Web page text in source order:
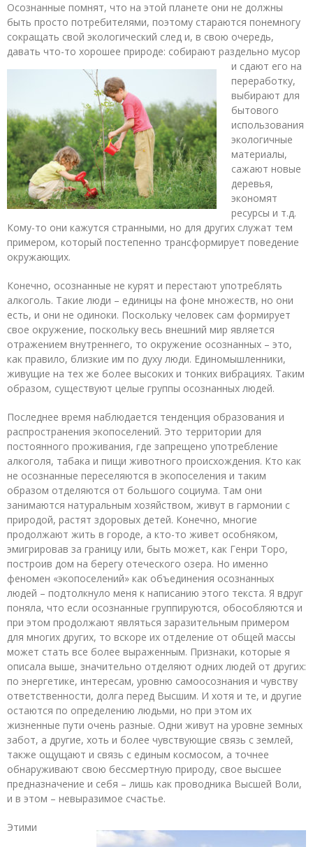
Осознанные помнят, что на этой планете они не должны
быть просто потребителями, поэтому стараются понемногу
сокращать свой экологический след и, в свою очередь,
давать что-то хорошее природе: собирают раздельно мусор
и сдают его на
переработку,
выбирают для
бытового
использования
экологичные
материалы,
сажают новые
деревья,
экономят
ресурсы и т.д.
Кому-то они кажутся странными, но для других служат тем
примером, который постепенно трансформирует поведение
окружающих.
Конечно, осознанные не курят и перестают употреблять
алкоголь. Такие люди – единицы на фоне множеств, но они
есть, и они не одиноки. Поскольку человек сам формирует
свое окружение, поскольку весь внешний мир является
отражением внутреннего, то окружение осознанных – это,
как правило, близкие им по духу люди. Единомышленники,
живущие на тех же более высоких и тонких вибрациях. Таким
образом, существуют целые группы осознанных людей.
Последнее время наблюдается тенденция образования и
распространения экопоселений. Это территории для
постоянного проживания, где запрещено употребление
алкоголя, табака и пищи животного происхождения. Кто как
не осознанные переселяются в экопоселения и таким
образом отделяются от большого социума. Там они
занимаются натуральным хозяйством, живут в гармонии с
природой, растят здоровых детей. Конечно, многие
продолжают жить в городе, а кто-то живет особняком,
эмигрировав за границу или, быть может, как Генри Торо,
построив дом на берегу отеческого озера. Но именно
феномен «экопоселений» как объединения осознанных
людей – подтолкнуло меня к написанию этого текста. Я вдруг
поняла, что если осознанные группируются, обособляются и
при этом продолжают являться заразительным примером
для многих других, то вскоре их отделение от общей массы
может стать все более выраженным. Признаки, которые я
описала выше, значительно отделяют одних людей от других:
по энергетике, интересам, уровню самоосознания и чувству
ответственности, долга перед Высшим. И хотя и те, и другие
остаются по определению людьми, но при этом их
жизненные пути очень разные. Одни живут на уровне земных
забот, а другие, хоть и более чувствующие связь с землей,
также ощущают и связь с единым космосом, а точнее
обнаруживают свою бессмертную природу, свое высшее
предназначение и себя – лишь как проводника Высшей Воли,
и в этом – невыразимое счастье.
Этими